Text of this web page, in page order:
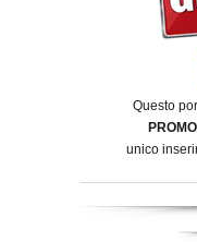
Questo
unico